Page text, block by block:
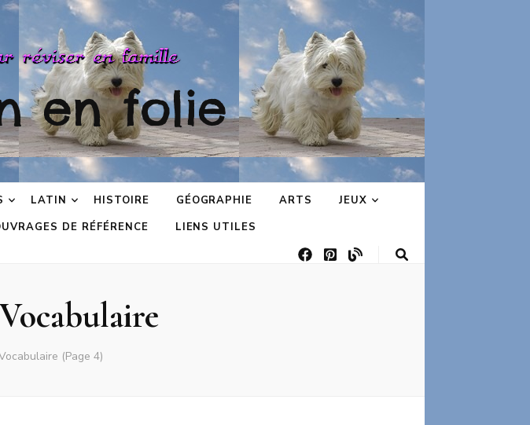
en folie
LATIN HISTOIRE GÉOGRAPHIE ARTS
JEUX
DE RÉFÉRENCE LIENS UTILES
Vocabulaire
(Page 4)